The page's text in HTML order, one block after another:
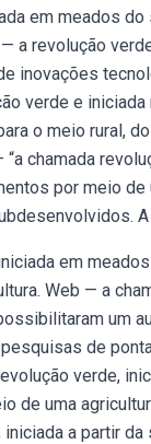
em meados
a revolução
inovações
verde e
o meio rural,
chamada
por meio
em
Web — a
um
de
verde,
de uma
a partir